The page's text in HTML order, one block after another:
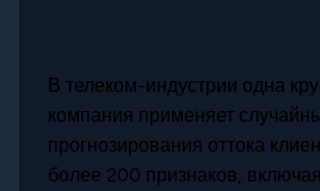
В телеком-индустрии одна
компания применяет
прогнозирования оттока
более 200 признаков,